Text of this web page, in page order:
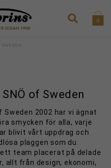
SEDAN 1908
0
SWEDEN
of Sweden
2002 har vi ägnat
smycken för alla, varje
blivit vårt uppdrag och
plaggen som du
team placerat på delade
allt från design, ekonomi,